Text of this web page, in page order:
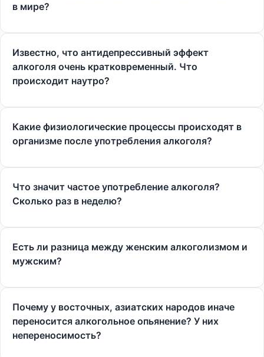
в мире?
Известно, что антидепрессивный эффект
алкоголя очень кратковременный. Что
происходит наутро?
Какие физиологические процессы происходят в
организме после употребления алкоголя?
Что значит частое употребление алкоголя?
Сколько раз в неделю?
Есть ли разница между женским алкоголизмом и
мужским?
Почему у восточных, азиатских народов иначе
переносится алкогольное опьянение? У них
непереносимость?